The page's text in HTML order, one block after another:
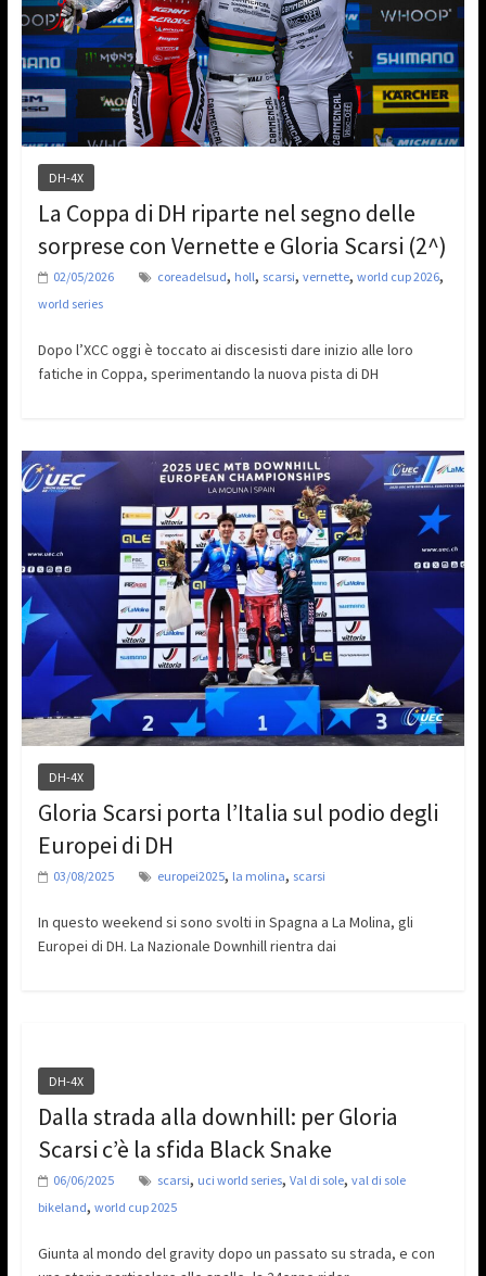
DH-4X
La Coppa di DH riparte nel segno delle
sorprese con Vernette e Gloria Scarsi (2^)
02/05/2026 coreadelsud, holl, scarsi, vernette, world cup 2026,
world series
Dopo l’XCC oggi è toccato ai discesisti dare inizio alle loro
fatiche in Coppa, sperimentando la nuova pista di DH
DH-4X
Gloria Scarsi porta l’Italia sul podio degli
Europei di DH
03/08/2025 europei2025, la molina, scarsi
In questo weekend si sono svolti in Spagna a La Molina, gli
Europei di DH. La Nazionale Downhill rientra dai
DH-4X
Dalla strada alla downhill: per Gloria
Scarsi c’è la sfida Black Snake
06/06/2025 scarsi, uci world series, Val di sole, val di sole
bikeland, world cup 2025
Giunta al mondo del gravity dopo un passato su strada, e con